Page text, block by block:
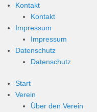
Kontakt
Kontakt
Impressum
Impressum
Datenschutz
Datenschutz
Start
Verein
Über den Verein